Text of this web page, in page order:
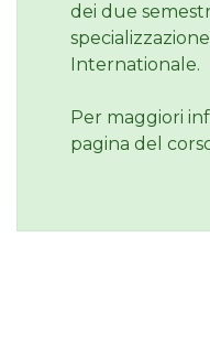
dei due
Internationale.
Per maggiori
pagina del